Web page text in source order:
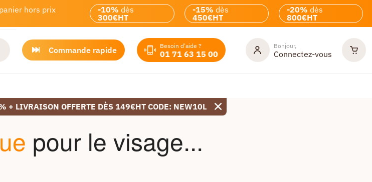
hors prix
-10% dès
300€HT
-15% dès
450€HT
-20% dès
800€HT
Commande rapide Besoin d'aide ?
01 71 63 15 00
Bonjour,
Connectez-vous
+ LIVRAISON OFFERTE DÈS 149€HT CODE: NEW10L
pour le visage...